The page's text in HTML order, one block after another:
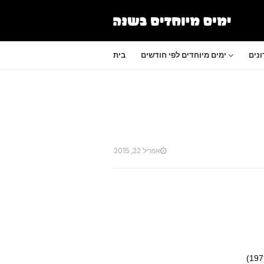
בית ימים מיוחדים לפי חודשים
אפריל 22, 2015